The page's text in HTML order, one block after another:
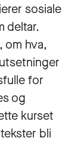
sosiale
deltar.
om hva,
for
og
kurset
bli